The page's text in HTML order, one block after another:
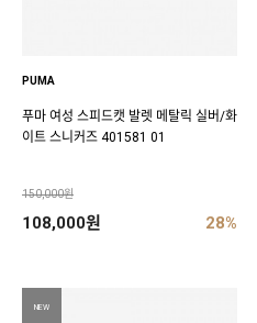
PUMA
푸마 여성 스피드캣 발렛 메탈릭 실버/화
이트 스니커즈 401581 01
150,000원
108,000원 28%
NEW